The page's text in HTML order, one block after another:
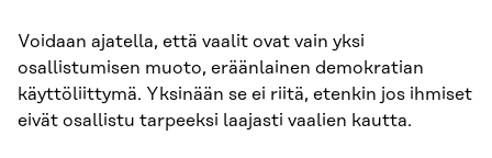
Voidaan ajatella, että vaalit ovat vain yksi
osallistumisen muoto, eräänlainen demokratian
käyttöliittymä. Yksinään se ei riitä, etenkin jos ihmiset
eivät osallistu tarpeeksi laajasti vaalien kautta.